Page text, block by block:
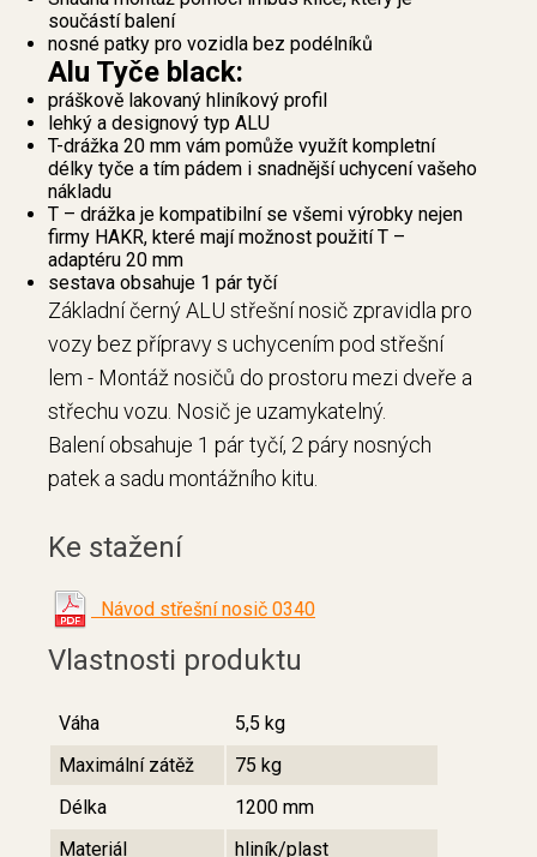
součástí balení
nosné patky pro vozidla bez podélníků
Alu Tyče black:
práškově lakovaný hliníkový profil
lehký a designový typ ALU
T-drážka 20 mm vám pomůže využít kompletní
délky tyče a tím pádem i snadnější uchycení vašeho
nákladu
T – drážka je kompatibilní se všemi výrobky nejen
firmy HAKR, které mají možnost použití T –
adaptéru 20 mm
sestava obsahuje 1 pár tyčí
Základní černý ALU střešní nosič zpravidla pro
vozy bez přípravy s uchycením pod střešní
lem - Montáž nosičů do prostoru mezi dveře a
střechu vozu. Nosič je uzamykatelný.
Balení obsahuje 1 pár tyčí, 2 páry nosných
patek a sadu montážního kitu.
Ke stažení
Návod střešní nosič 0340
Vlastnosti produktu
Váha
5,5 kg
Maximální zátěž
75 kg
Délka
1200 mm
Materiál
hliník/plast